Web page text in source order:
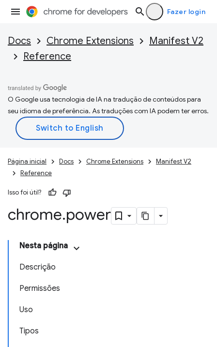
Fazer login
Docs Chrome Extensions
Manifest V2
Reference
O Google usa tecnologia de IA na tradução de conteúdos para
seu idioma de preferência. As traduções com IA podem ter erros.
Página inicial Docs Chrome Extensions
Manifest V2
Reference
Isso foi útil?
chrome.power
Nesta página
Descrição
Permissões
Uso
Tipos